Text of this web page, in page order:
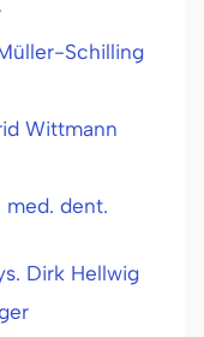
Schilling
Wittmann
med. dent.
Dirk Hellwig